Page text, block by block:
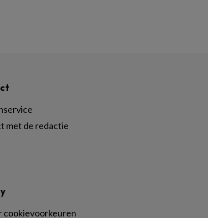
met de redactie
cookievoorkeuren